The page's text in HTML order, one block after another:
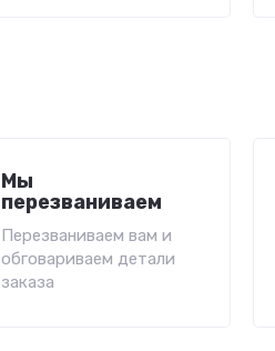
Мы
перезваниваем
Перезваниваем вам и
обговариваем детали
заказа